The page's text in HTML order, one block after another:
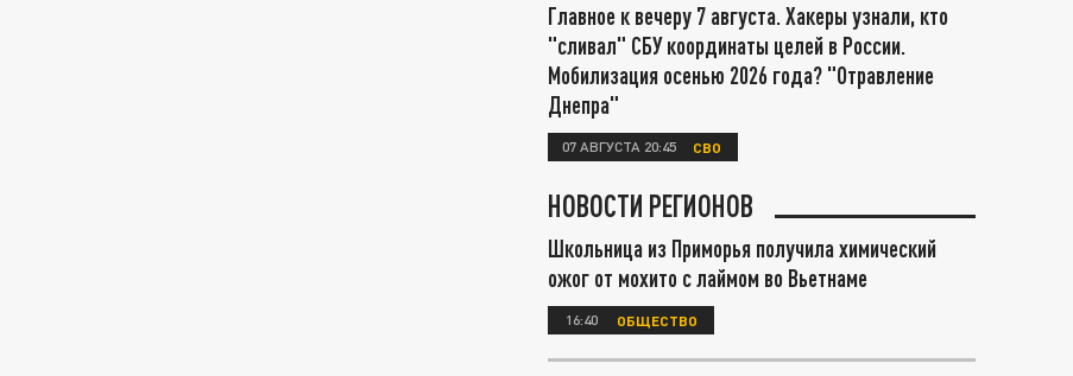
Главное к вечеру 7 августа. Хакеры узнали, кто
"сливал" СБУ координаты целей в России.
Мобилизация осенью 2026 года? "Отравление
Днепра"
07 АВГУСТА 20:45 СВО
НОВОСТИ РЕГИОНОВ
Школьница из Приморья получила химический
ожог от мохито с лаймом во Вьетнаме
16:40 ОБЩЕСТВО